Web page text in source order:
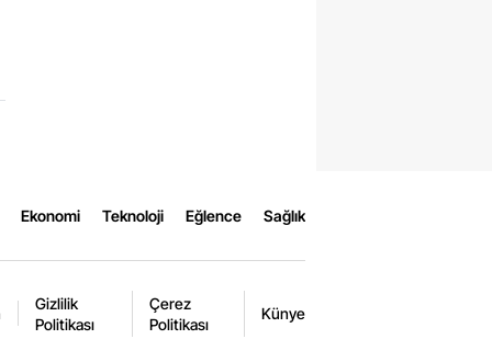
Ekonomi Teknoloji Eğlence Sağlık
Gizlilik
Politikası
Çerez
Politikası
Künye